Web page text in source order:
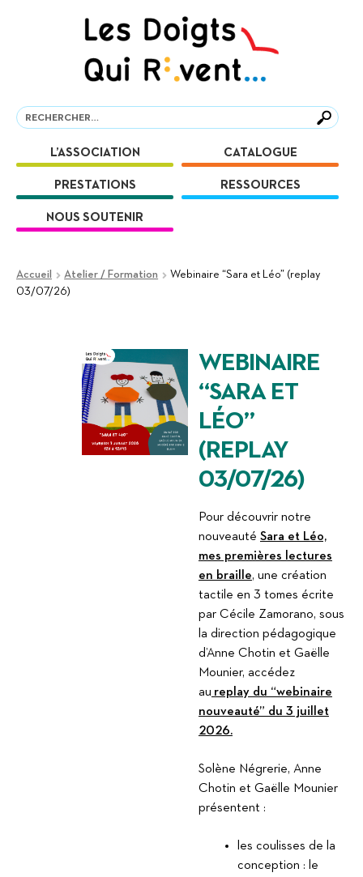
Recherche
Recherche
L’ASSOCIATION CATALOGUE
PRESTATIONS RESSOURCES
NOUS SOUTENIR
Accueil Atelier / Formation
Webinaire “Sara et Léo” (replay
03/07/26)
WEBINAIRE
“SARA ET
LÉO”
(REPLAY
03/07/26)
Pour découvrir notre
nouveauté Sara et Léo,
mes premières lectures
en braille, une création
tactile en 3 tomes écrite
par Cécile Zamorano, sous
la direction pédagogique
d’Anne Chotin et Gaëlle
Mounier, accédez
au replay du “webinaire
nouveauté” du 3 juillet
2026.
Solène Négrerie, Anne
Chotin et Gaëlle Mounier
présentent :
les coulisses de la
conception : le